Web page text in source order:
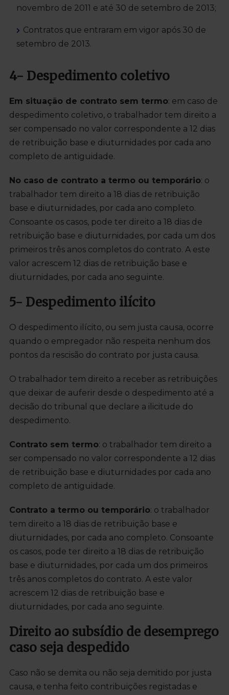
novembro de 2011 e até 30 de setembro de 2013;
Contratos que entraram em vigor após 30 de
setembro de 2013.
4- Despedimento coletivo
Em situação de contrato sem termo: em caso de
despedimento coletivo, o trabalhador tem direito a
ser compensado no valor correspondente a 12 dias
de retribuição base e diuturnidades por cada ano
completo de antiguidade.
No caso de contrato a termo ou temporário: o
trabalhador tem direito a 18 dias de retribuição
base e diuturnidades, por cada ano completo.
Consoante os casos, pode ter direito a 18 dias de
retribuição base e diuturnidades, por cada um dos
primeiros três anos completos do contrato. A este
valor acrescem 12 dias de retribuição base e
diuturnidades, por cada ano seguinte.
5- Despedimento ilícito
O despedimento ilícito, ou sem justa causa, ocorre
quando o empregador não respeita nenhum dos
pontos da rescisão do contrato por justa causa.
O trabalhador tem direito a receber as retribuições
que deixar de auferir desde o despedimento até a
decisão do tribunal que declare a ilicitude do
despedimento.
Contrato sem termo: o trabalhador tem direito a
ser compensado no valor correspondente a 12 dias
de retribuição base e diuturnidades por cada ano
completo de antiguidade.
Contrato a termo ou temporário: o trabalhador
tem direito a 18 dias de retribuição base e
diuturnidades, por cada ano completo. Consoante
os casos, pode ter direito a 18 dias de retribuição
base e diuturnidades, por cada um dos primeiros
três anos completos do contrato. A este valor
acrescem 12 dias de retribuição base e
diuturnidades, por cada ano seguinte.
Direito ao subsídio de desemprego
caso seja despedido
Caso não se demita ou não seja demitido por justa
causa, e tenha feito contribuições registadas e